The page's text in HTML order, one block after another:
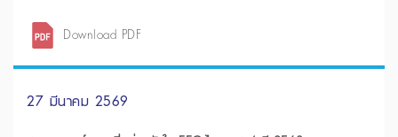
Download PDF
27 มีนาคม 2569